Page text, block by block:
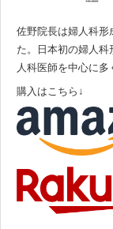
佐野院長は婦人科形
た。日本初の婦人
人科医師を中心に多
購入はこちら↓